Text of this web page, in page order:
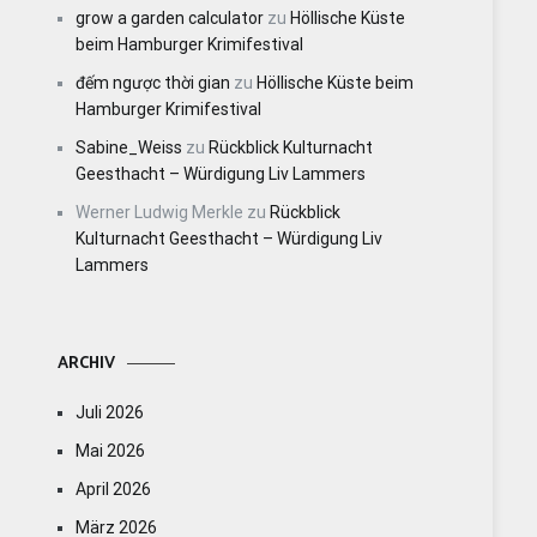
grow a garden calculator zu Höllische Küste
beim Hamburger Krimifestival
đếm ngược thời gian zu Höllische Küste beim
Hamburger Krimifestival
Sabine_Weiss zu Rückblick Kulturnacht
Geesthacht – Würdigung Liv Lammers
Werner Ludwig Merkle zu Rückblick
Kulturnacht Geesthacht – Würdigung Liv
Lammers
ARCHIV
Juli 2026
Mai 2026
April 2026
März 2026